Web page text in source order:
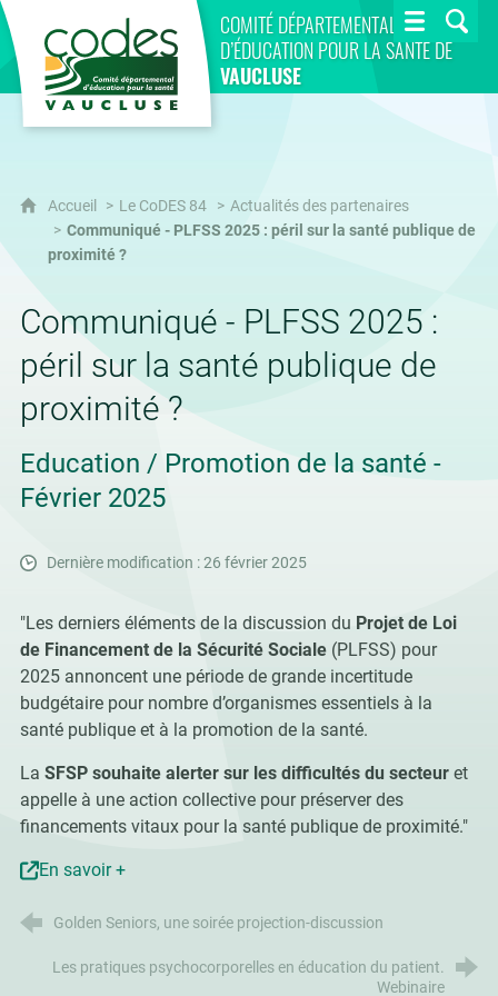
COMITÉ DÉPARTEMENTAL
D’ÉDUCATION POUR LA SANTÉ DE
VAUCLUSE
CoDES 84
Accueil Le CoDES 84
Actualités des partenaires
Communiqué - PLFSS 2025 : péril sur la santé publique de
proximité ?
Communiqué - PLFSS 2025 :
péril sur la santé publique de
proximité ?
Education / Promotion de la santé -
Février 2025
Dernière modification : 26 février 2025
"Les derniers éléments de la discussion du Projet de Loi
de Financement de la Sécurité Sociale(PLFSS) pour
2025 annoncent une période de grande incertitude
budgétaire pour nombre d’organismes essentiels à la
santé publique et à la promotion de la santé.
La SFSP souhaite alerter sur les difficultés du secteuret
appelle à une action collective pour préserver des
financements vitaux pour la santé publique de proximité."
En savoir +
Golden Seniors, une soirée projection-discussion
Les pratiques psychocorporelles en éducation du patient.
Webinaire